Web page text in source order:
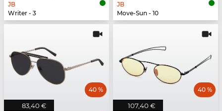
JB
Writer - 3
JB
Move-Sun - 10
83,40 €
40 %
107,40 €
40 %